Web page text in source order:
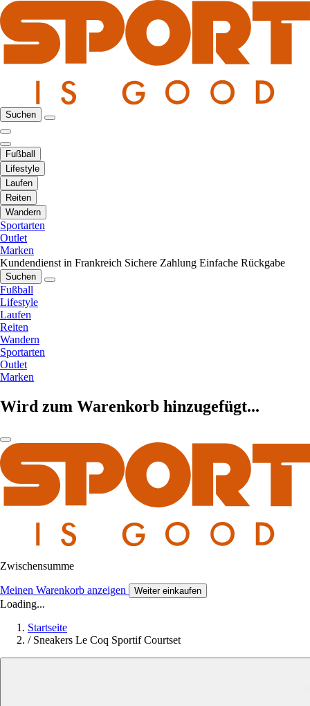
Suchen
Fußball
Lifestyle
Laufen
Reiten
Wandern
Sportarten
Outlet
Marken
Kundendienst in Frankreich Sichere Zahlung Einfache Rückgabe
Suchen
Fußball
Lifestyle
Laufen
Reiten
Wandern
Sportarten
Outlet
Marken
Wird zum Warenkorb hinzugefügt...
Zwischensumme
Meinen Warenkorb anzeigen Weiter einkaufen
Loading...
Startseite
/ Sneakers Le Coq Sportif Courtset